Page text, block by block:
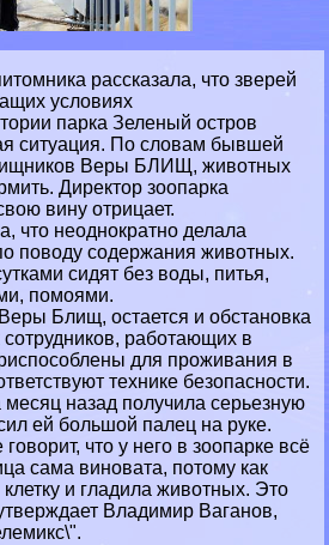
рассказала, что зверей
условиях
парка Зеленый остров
ситуация. По словам бывшей
Веры БЛИЩ, животных
Директор зоопарка
вину отрицает.
что неоднократно делала
поводу содержания животных.
сидят без воды, питья,
помоями.
Блищ, остается и обстановка
работающих в
для проживания в
технике безопасности.
назад получила серьезную
ей большой палец на руке.
что у него в зоопарке всё
сама виновата, потому как
и гладила животных. Это
Владимир Ваганов,